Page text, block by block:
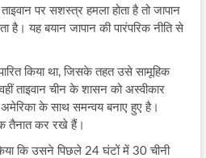
पर सशस्त्र हमला होता है तो जापान
यह बयान जापान की पारंपरिक नीति से
किया था, जिसके तहत उसे सामूहिक
ताइवान चीन के शासन को अस्वीकार
के साथ समन्वय बनाए हुए है।
तैनात कर रखे हैं।
कि उसने पिछले 24 घंटों में 30 चीनी